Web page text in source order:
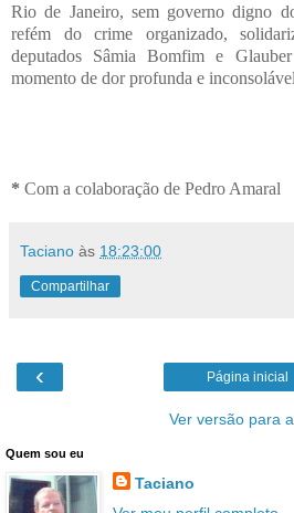
Rio de Janeiro, sem governo digno
refém do crime organizado,
deputados Sâmia Bomfim e
momento de dor profunda e
* Com a colaboração de Pedro Amaral
Taciano às 18:23:00
Compartilhar
‹ Página inicial
Ver versão para
Quem sou eu
Taciano